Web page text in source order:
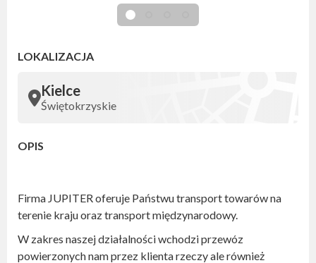
LOKALIZACJA
Kielce
Świętokrzyskie
OPIS
Firma JUPITER oferuje Państwu transport towarów na
terenie kraju oraz transport międzynarodowy.
W zakres naszej działalności wchodzi przewóz
powierzonych nam przez klienta rzeczy ale również